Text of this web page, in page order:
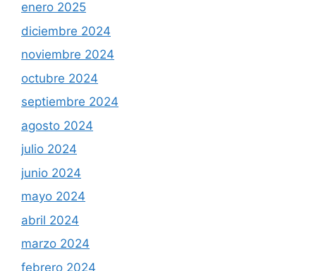
enero 2025
diciembre 2024
noviembre 2024
octubre 2024
septiembre 2024
agosto 2024
julio 2024
junio 2024
mayo 2024
abril 2024
marzo 2024
febrero 2024